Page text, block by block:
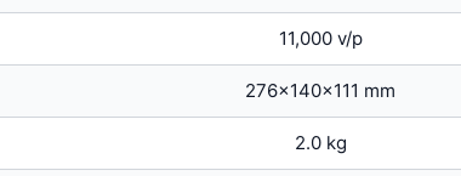
11,000 v/p
276x140x111 mm
2.0 kg